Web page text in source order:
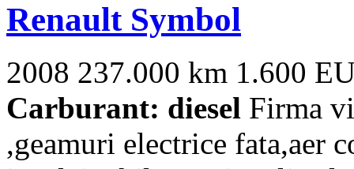
Renault Symbol
2008 237.000 km 1.600
Carburant: diesel Firma
,geamuri electrice fata,aer